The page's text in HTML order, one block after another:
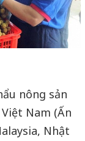
nông sản
Nam (Ấn
Nhật